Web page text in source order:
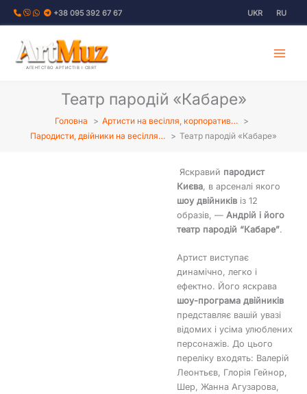
Перейти
+38 095 392 67 67 UKR RU
АГЕНТСТВО АРТИСТІВ І СВЯТ
Театр пародій «Кабаре»
Головна
Артисти на весілля, корпоратив…
Пародисти, двійники на весілля…
Театр пародій «Кабаре»
Яскравий пародист
Києва, в арсеналі якого
шоу двійників із 12
образів, —Андрій і його
театр пародій “Кабаре”.
Артист виступає
динамічно, легко і
ефектно. Його яскрава
шоу-програма двійників
представляє вашій увазі
відомих і усіма улюблених
персонажів. До цього
переліку входять: Валерій
Леонтьєв, Глорія Гейнор,
Шер, Жанна Агузарова,